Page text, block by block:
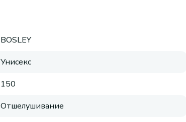
BOSLEY
Унисекс
150
Отшелушивание